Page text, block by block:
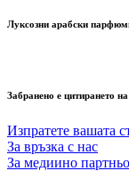
Луксозни арабски
Забранено е цитирането
Изпратете вашата
За връзка с нас
За медиино